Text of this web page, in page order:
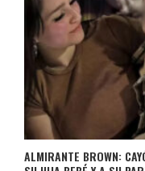
ALMIRANTE BROWN: